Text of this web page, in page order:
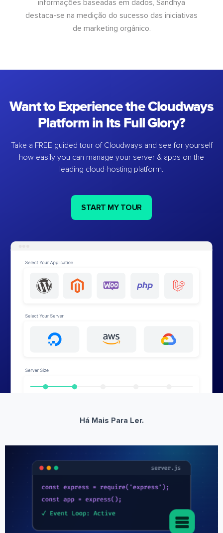
informações baseadas em dados, Sandhya
destaca-se na medição do sucesso das iniciativas
de marketing orgânico.
Want to Experience the Cloudways
Platform in Its Full Glory?
Take a FREE guided tour of Cloudways and see for yourself
how easily you can manage your server & apps on the
leading cloud-hosting platform.
START MY TOUR
Há Mais Para Ler.